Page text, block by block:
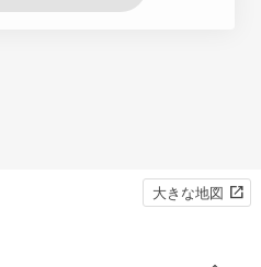
大きな地図